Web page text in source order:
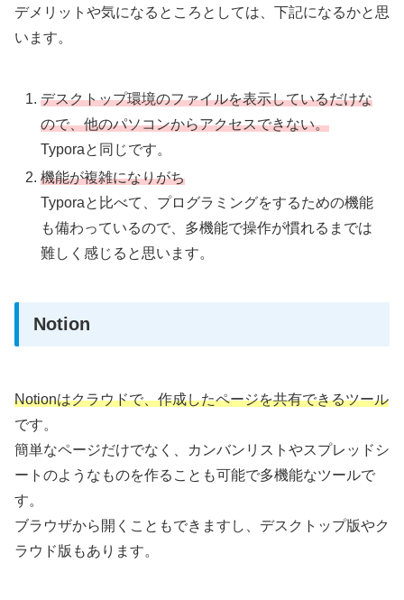
デメリットや気になるところとしては、下記になるかと思
います。
デスクトップ環境のファイルを表示しているだけな
ので、他のパソコンからアクセスできない。
Typoraと同じです。
機能が複雑になりがち
Typoraと比べて、プログラミングをするための機能
も備わっているので、多機能で操作が慣れるまでは
難しく感じると思います。
Notion
Notionはクラウドで、作成したページを共有できるツール
です。
簡単なページだけでなく、カンバンリストやスプレッドシ
ートのようなものを作ることも可能で多機能なツールで
す。
ブラウザから開くこともできますし、デスクトップ版やク
ラウド版もあります。